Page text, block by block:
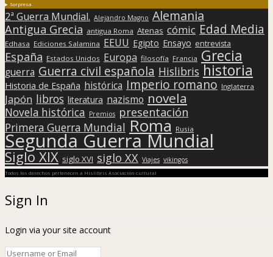
Sorpresa
2ª Guerra Mundial. Alejandro Magno Alemania
Antigua Grecia antigua Roma Atenas cómic Edad Media
Edhasa Ediciones Salamina EEUU Egipto Ensayo entrevista
España Estados Unidos Europa filosofía Francia Grecia
guerra Guerra civil española Hislibris historia
Historia de España histórica Imperio romano Inglaterra
Japón libros literatura nazismo novela
Novela histórica Premios presentación
Primera Guerra Mundial Roma Rusia
Segunda Guerra Mundial
Siglo XIX siglo XVI siglo XX Viajes vikingos
Todos los derechos pertenecen a Hislibris Asociación cultural
Sign In
Login via your site account